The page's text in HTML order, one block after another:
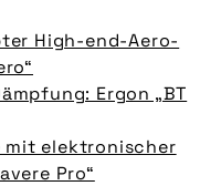
High-end-Aero-
Ergon „BT
mit elektronischer
Pro“